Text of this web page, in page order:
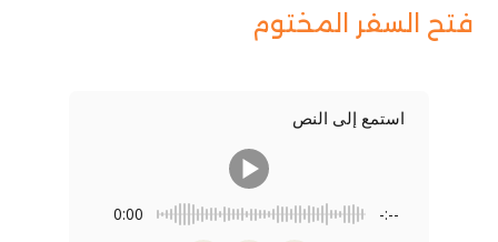
فتح السفر المختوم
استمع إلى النص
0:00 -:--